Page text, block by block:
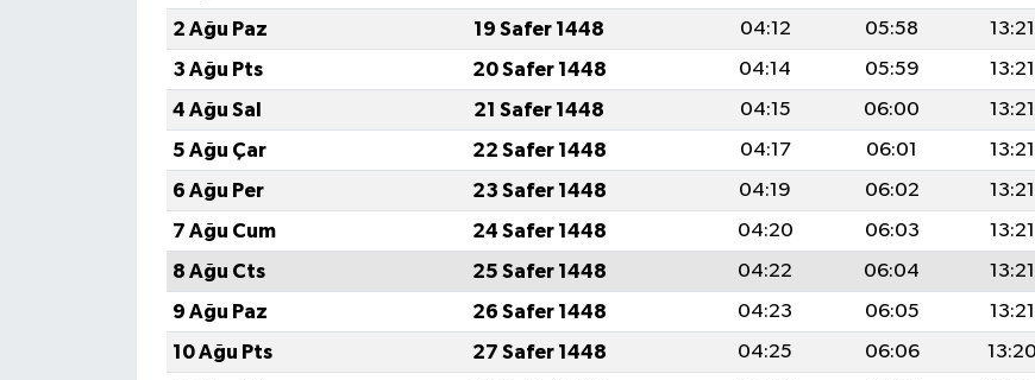
2 Ağu Paz
19 Safer 1448 04:12 05:58 13:21
3 Ağu Pts
20 Safer 1448 04:14 05:59 13:21
4 Ağu Sal
21 Safer 1448 04:15 06:00 13:21
5 Ağu Çar
22 Safer 1448 04:17 06:01 13:21
6 Ağu Per
23 Safer 1448 04:19 06:02 13:21
7 Ağu Cum
24 Safer 1448 04:20 06:03 13:21
8 Ağu Cts
25 Safer 1448 04:22 06:04 13:21
9 Ağu Paz
26 Safer 1448 04:23 06:05 13:21
10 Ağu Pts
27 Safer 1448 04:25 06:06 13:20
TEKNOLOJİ